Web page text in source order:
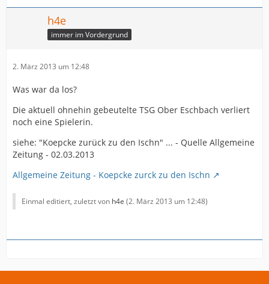
h4e
immer im Vordergrund
2. März 2013 um 12:48
Was war da los?
Die aktuell ohnehin gebeutelte TSG Ober Eschbach verliert
noch eine Spielerin.
siehe: "Koepcke zurück zu den Ischn" ... - Quelle Allgemeine
Zeitung - 02.03.2013
Allgemeine Zeitung - Koepcke zurck zu den Ischn
Einmal editiert, zuletzt von h4e (2. März 2013 um 12:48)